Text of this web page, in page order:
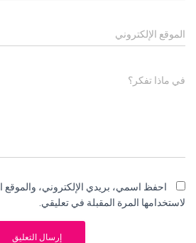
الموقع الإلكتروني
في ماذا تفكر؟
احفظ اسمي، بريدي الإلكتروني، والموقع
لاستخدامها المرة المقبلة في تعليقي.